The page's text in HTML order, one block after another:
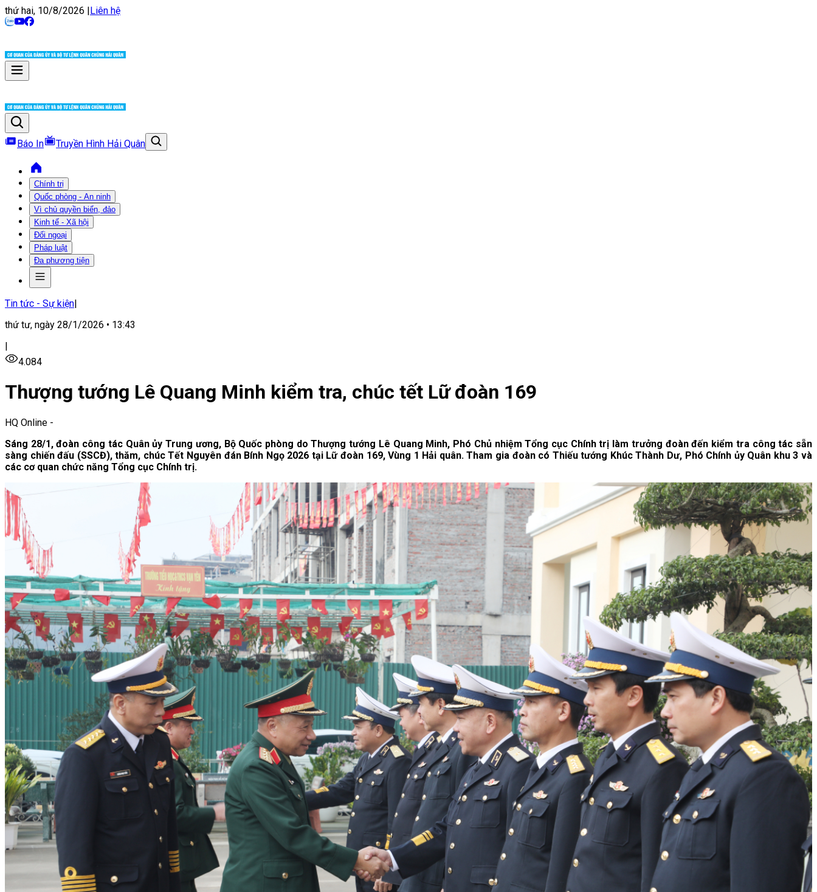
thứ hai, 10/8/2026 |Liên hệ
Báo In Truyền Hình Hải Quân
Chính trị
Quốc phòng - An ninh
Vì chủ quyền biển, đảo
Kinh tế - Xã hội
Đối ngoại
Pháp luật
Đa phương tiện
Tin tức - Sự kiện|
thứ tư, ngày 28/1/2026 • 13:43
|
4.084
Thượng tướng Lê Quang Minh kiểm tra, chúc tết Lữ đoàn 169
HQ Online -
Sáng 28/1, đoàn công tác Quân ủy Trung ương, Bộ Quốc phòng do Thượng tướng Lê Quang Minh, Phó Chủ nhiệm Tổng cục Chính trị làm trưởng đoàn đến kiểm tra công tác sẵn
sàng chiến đấu (SSCĐ), thăm, chúc Tết Nguyên đán Bính Ngọ 2026 tại Lữ đoàn 169, Vùng 1 Hải quân. Tham gia đoàn có Thiếu tướng Khúc Thành Dư, Phó Chính ủy Quân khu 3 và
các cơ quan chức năng Tổng cục Chính trị.